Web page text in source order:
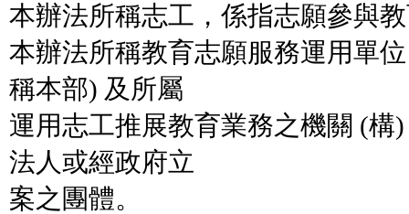
本辦法所稱志工，係指志願參與
本辦法所稱教育志願服務運用單
稱本部) 及所屬
運用志工推展教育業務之機關 (構
法人或經政府立
案之團體。